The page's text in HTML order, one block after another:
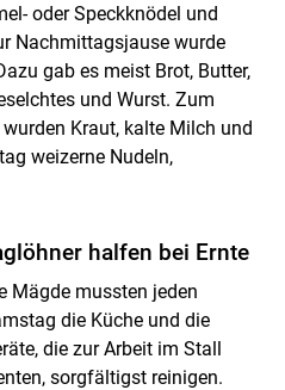
oder Speckknödel und
Nachmittagsjause wurde
gab es meist Brot, Butter,
und Wurst. Zum
Kraut, kalte Milch und
weizerne Nudeln,
halfen bei Ernte
Mägde mussten jeden
die Küche und die
die zur Arbeit im Stall
sorgfältigst reinigen.